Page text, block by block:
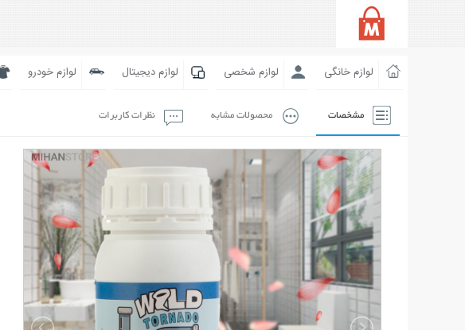
لوازم خانگی لوازم شخصی لوازم دیجیتال لوازم خودرو
مشخصات محصولات مشابه نظرات کاربرات